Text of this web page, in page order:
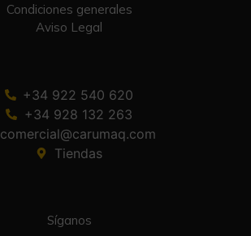
Condiciones generales
Aviso Legal
+34 922 540 620
+34 928 132 263
comercial@carumaq.com
Tiendas
Síganos